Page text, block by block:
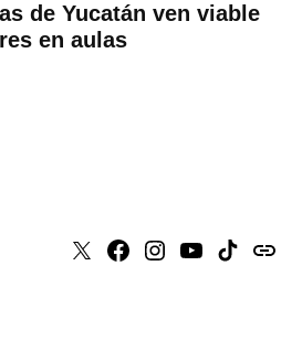
de Yucatán ven viable
en aulas
X Faceboook
Instagram
YoutubeTiktokissuu